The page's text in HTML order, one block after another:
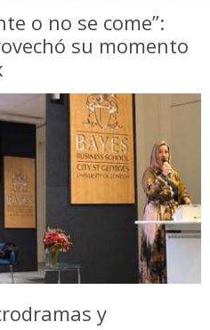
o no se come”:
su momento
y